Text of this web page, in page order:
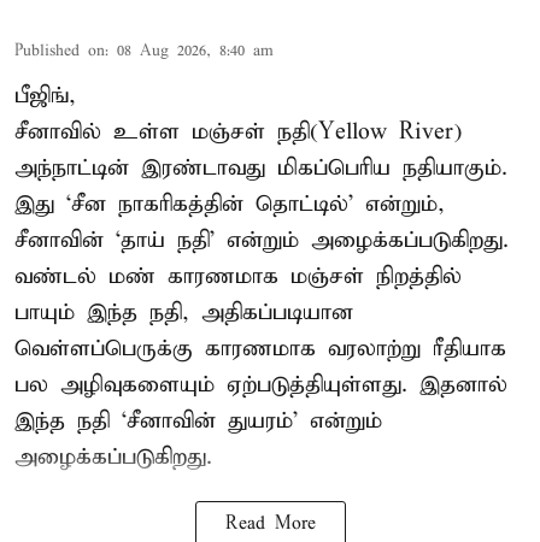
Published on: 08 Aug 2026, 8:40 am
பீஜிங்,
சீனாவில் உள்ள மஞ்சள் நதி(Yellow River)
அந்நாட்டின் இரண்டாவது மிகப்பெரிய நதியாகும்.
இது ‘சீன நாகரிகத்தின் தொட்டில்’ என்றும்,
சீனாவின் ‘தாய் நதி’ என்றும் அழைக்கப்படுகிறது.
வண்டல் மண் காரணமாக மஞ்சள் நிறத்தில்
பாயும் இந்த நதி, அதிகப்படியான
வெள்ளப்பெருக்கு காரணமாக வரலாற்று ரீதியாக
பல அழிவுகளையும் ஏற்படுத்தியுள்ளது. இதனால்
இந்த நதி ‘சீனாவின் துயரம்’ என்றும்
அழைக்கப்படுகிறது.
Read More